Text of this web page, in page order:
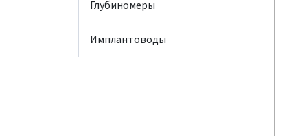
Глубиномеры
Имплантоводы